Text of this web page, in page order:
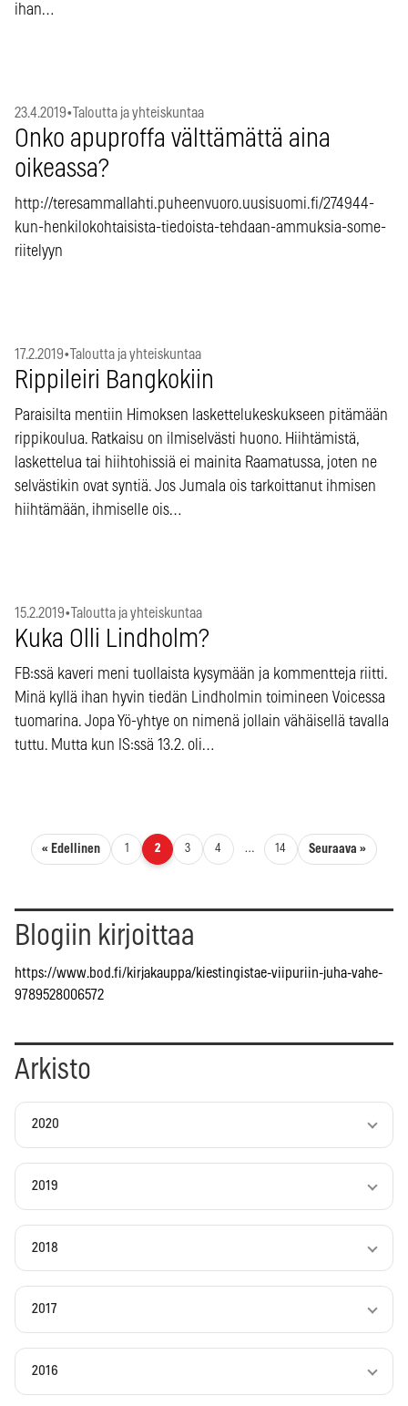
ihan…
23.4.2019• Taloutta ja yhteiskuntaa
Onko apuproffa välttämättä aina
oikeassa?
http://teresammallahti.puheenvuoro.uusisuomi.fi/274944-
kun-henkilokohtaisista-tiedoista-tehdaan-ammuksia-some-
riitelyyn
17.2.2019• Taloutta ja yhteiskuntaa
Rippileiri Bangkokiin
Paraisilta mentiin Himoksen laskettelukeskukseen pitämään
rippikoulua. Ratkaisu on ilmiselvästi huono. Hiihtämistä,
laskettelua tai hiihtohissiä ei mainita Raamatussa, joten ne
selvästikin ovat syntiä. Jos Jumala ois tarkoittanut ihmisen
hiihtämään, ihmiselle ois…
15.2.2019• Taloutta ja yhteiskuntaa
Kuka Olli Lindholm?
FB:ssä kaveri meni tuollaista kysymään ja kommentteja riitti.
Minä kyllä ihan hyvin tiedän Lindholmin toimineen Voicessa
tuomarina. Jopa Yö-yhtye on nimenä jollain vähäisellä tavalla
tuttu. Mutta kun IS:ssä 13.2. oli…
Artikkelien sivutus
« Edellinen 1 2 3 4 … 14 Seuraava »
Blogiin kirjoittaa
https://www.bod.fi/kirjakauppa/kiestingistae-viipuriin-juha-vahe-
9789528006572
Arkisto
2020
2019
2018
2017
2016